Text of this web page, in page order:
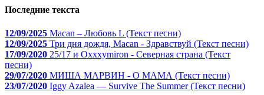
Последние текста
12/09/2025 Macan – Любовь L (Текст песни)
12/09/2025 Три дня дождя, Macan - Здравствуй (Текст песни)
17/09/2020 25/17 и Oxxxymiron - Северная страна (Текст
песни)
29/07/2020 МИША МАРВИН - О МАМА (Текст песни)
23/07/2020 Iggy Azalea — Survive The Summer (Текст песни)